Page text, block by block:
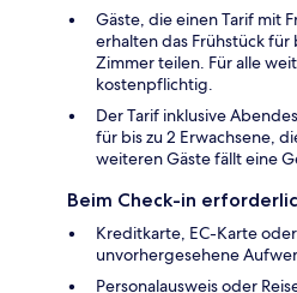
Gäste, die einen Tarif mit
erhalten das Frühstück für
Zimmer teilen. Für alle
kostenpflichtig.
Der Tarif inklusive
für bis zu 2 Erwachsene,
weiteren Gäste fällt eine
Beim Check-in
Kreditkarte, EC-Karte
unvorhergesehene
Personalausweis oder